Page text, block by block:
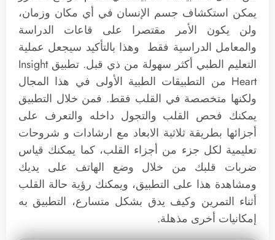
يمكن استكشاف جسم الإنسان في أي مكان وزمان،
ولن يكون الأمر مقتصرا على قاعات الدراسة
والمعامل الدراسية فقط وهذا بالتأكيد سيجعل عملية
التعليم الطبي أكثر سهولة من ذي قبل. تطبيق Insight
Heart من التطبيقات الطبية الأولى في هذا المجال
ولكنها متخصصة في القلب فقط. فمن خلال التطبيق
يمكنك فحص القلب والتجول داخله والتعرف على
أجزائها بطريقة ثلاثية الابعاد مع ارشادات و شروحات
تعليمية لكل جزء من أجزاء القلب، كما يمكنك قياس
ضربات قلبك من خلال وضع الهاتف على يديك
ومشاهدة هذا على التطبيق، ويمكنك رؤية حالة القلب
أثناء التمرين وكيف يدق بشكل متسارع، التطبيق به
إمكانيات أخرى مذهلة.